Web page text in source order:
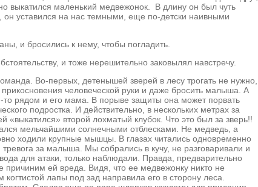
выкатился маленький медвежонок. В длину он был чуть
он уставился на нас темными, еще по-детски наивными
и бросились к нему, чтобы погладить.
и тоже нерешительно заковылял навстречу.
Во-первых, детенышей зверей в лесу трогать не нужно,
человеческой руки и даже бросить малыша. А
то рядом и его мама. В порыве защиты она может порвать
подростка. И действительно, в нескольких метрах за
второй лохматый клубок. Что это был за зверь!!
мельчайшими солнечными отблесками. Не медведь, а
ходили крупные мышцы. В глазах читались одновременно
за малыша. Мы собрались в кучу, не разговаривали и
для атаки, только наблюдали. Правда, предварительно
причиним ей вреда. Видя, что ее медвежонку никто не
лапы под зад направила его в сторону леса.